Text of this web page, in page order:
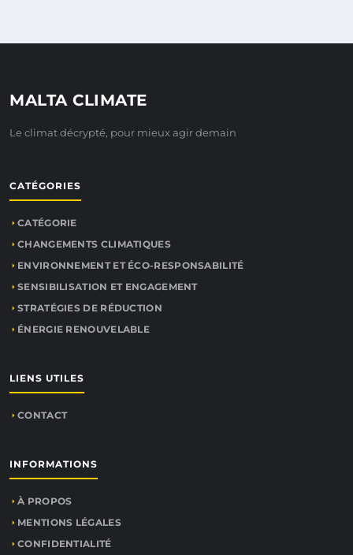
MALTA CLIMATE
Le climat décrypté, pour mieux agir demain
CATÉGORIES
CATÉGORIE
CHANGEMENTS CLIMATIQUES
ENVIRONNEMENT ET ÉCO-RESPONSABILITÉ
SENSIBILISATION ET ENGAGEMENT
STRATÉGIES DE RÉDUCTION
ÉNERGIE RENOUVELABLE
LIENS UTILES
CONTACT
INFORMATIONS
À PROPOS
MENTIONS LÉGALES
CONFIDENTIALITÉ